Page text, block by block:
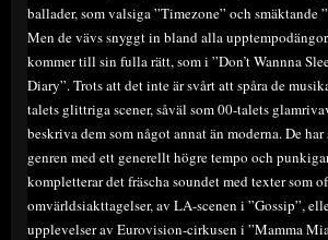
ballader, som valsiga ”Timezone” och smäktande
Men de vävs snyggt in bland alla
kommer till sin fulla rätt, som i ”Don’t Wannna
Diary”. Trots att det inte är svårt att spåra de
talets glittriga scener, såväl som 00-talets
beskriva dem som något annat än moderna. De
genren med ett generellt högre tempo och
kompletterar det fräscha soundet med texter som
omvärldsiakttagelser, av LA-scenen i ”Gossip”,
upplevelser av Eurovision-cirkusen i ”Mamma